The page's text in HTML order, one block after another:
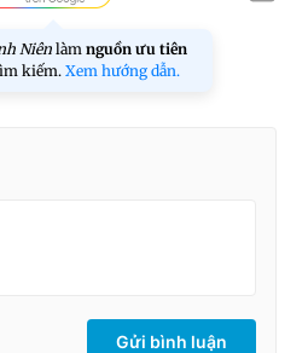
Niên làm nguồn ưu tiên
kiếm. Xem hướng dẫn.
Gửi bình luận